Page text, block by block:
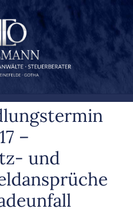
–
und